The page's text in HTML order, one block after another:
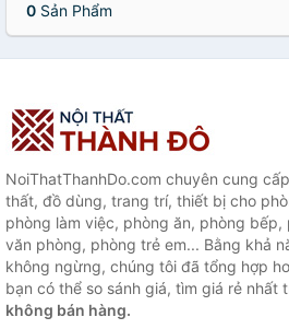
0 Sản Phẩm
NoiThatThanhDo.com chuyên cung
thất, đồ dùng, trang trí, thiết bị cho
phòng làm việc, phòng ăn, phòng
văn phòng, phòng trẻ em... Bằng khả
không ngừng, chúng tôi đã tổng hợp
bạn có thể so sánh giá, tìm giá rẻ nhất
không bán hàng.